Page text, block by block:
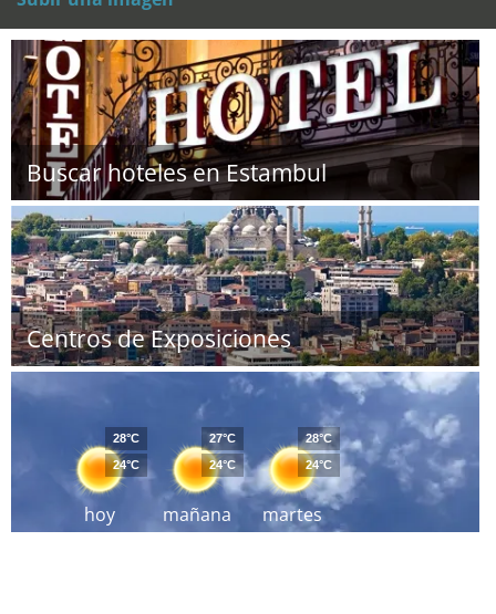
Buscar hoteles en Estambul
Centros de Exposiciones
hoy
28°C
24°C
mañana
27°C
24°C
martes
28°C
24°C